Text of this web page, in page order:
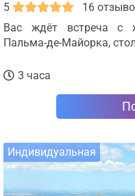
5
16
Вас ждёт встреча с
Пальма-де-Майорка,
3 часа
Индивидуальная